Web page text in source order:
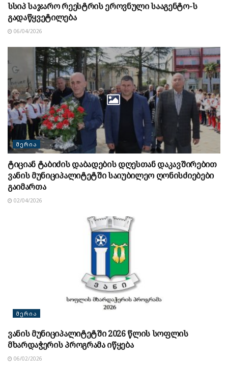
სსიპ საჯარო რეესტრის ეროვნული სააგენტო-ს
გადაწყვეტილება
06/04/2026
ᲛᲔᲠᲘᲐ
ტიციან ტაბიძის დაბადების დღესთან დაკავშირებით
ვანის მუნიციპალიტეტში საიუბილეო ღონისძიებები
გაიმართა
02/04/2026
ᲛᲔᲠᲘᲐ
ვანის მუნიციპალიტეტში 2026 წლის სოფლის
მხარდაჭერის პროგრამა იწყება
06/02/2026